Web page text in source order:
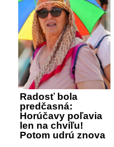
Radosť bola
predčasná:
Horúčavy poľavia
len na chvíľu!
Potom udrú znova